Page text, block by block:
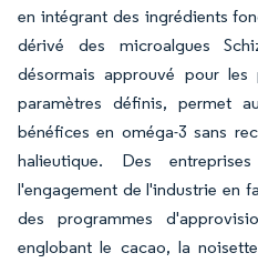
en intégrant des ingrédients
dérivé des microalgues
désormais approuvé pour
paramètres définis, permet
bénéfices en oméga-3 sans
halieutique. Des
l'engagement de l'industrie en
des programmes
englobant le cacao, la